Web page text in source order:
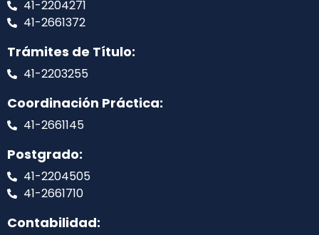
41-2204271
41-2661372
Trámites de Título:
41-2203255
Coordinación Práctica:
41-2661145
Postgrado:
41-2204505
41-2661710
Contabilidad: